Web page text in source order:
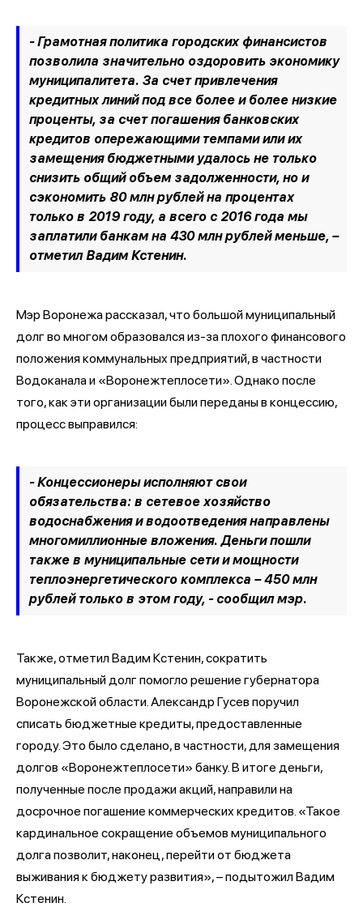
- Грамотная политика городских финансистов
позволила значительно оздоровить экономику
муниципалитета. За счет привлечения
кредитных линий под все более и более низкие
проценты, за счет погашения банковских
кредитов опережающими темпами или их
замещения бюджетными удалось не только
снизить общий объем задолженности, но и
сэкономить 80 млн рублей на процентах
только в 2019 году, а всего с 2016 года мы
заплатили банкам на 430 млн рублей меньше, –
отметил Вадим Кстенин.
Мэр Воронежа рассказал, что большой муниципальный
долг во многом образовался из-за плохого финансового
положения коммунальных предприятий, в частности
Водоканала и «Воронежтеплосети». Однако после
того, как эти организации были переданы в концессию,
процесс выправился:
- Концессионеры исполняют свои
обязательства: в сетевое хозяйство
водоснабжения и водоотведения направлены
многомиллионные вложения. Деньги пошли
также в муниципальные сети и мощности
теплоэнергетического комплекса – 450 млн
рублей только в этом году, - сообщил мэр.
Также, отметил Вадим Кстенин, сократить
муниципальный долг помогло решение губернатора
Воронежской области. Александр Гусев поручил
списать бюджетные кредиты, предоставленные
городу. Это было сделано, в частности, для замещения
долгов «Воронежтеплосети» банку. В итоге деньги,
полученные после продажи акций, направили на
досрочное погашение коммерческих кредитов. «Такое
кардинальное сокращение объемов муниципального
долга позволит, наконец, перейти от бюджета
выживания к бюджету развития», – подытожил Вадим
Кстенин.